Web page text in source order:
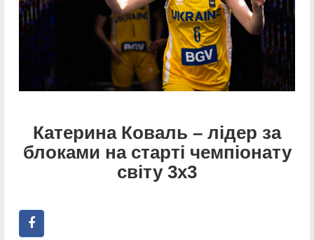
Катерина Коваль – лідер за
блоками на старті чемпіонату
світу 3х3